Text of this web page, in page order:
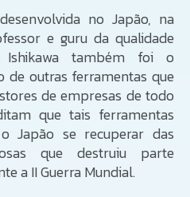
no Japão, na
e guru da qualidade
Ishikawa também foi o
de outras ferramentas que
de empresas de todo
que tais ferramentas
Japão se recuperar das
que destruiu parte
a II Guerra Mundial.